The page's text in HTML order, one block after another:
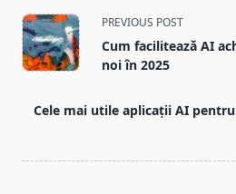
<span
class="nav-
subtitle
reader-
PREVIOUS POST
Cum facilitează AI
noi în 2025
Cele mai utile aplicații AI